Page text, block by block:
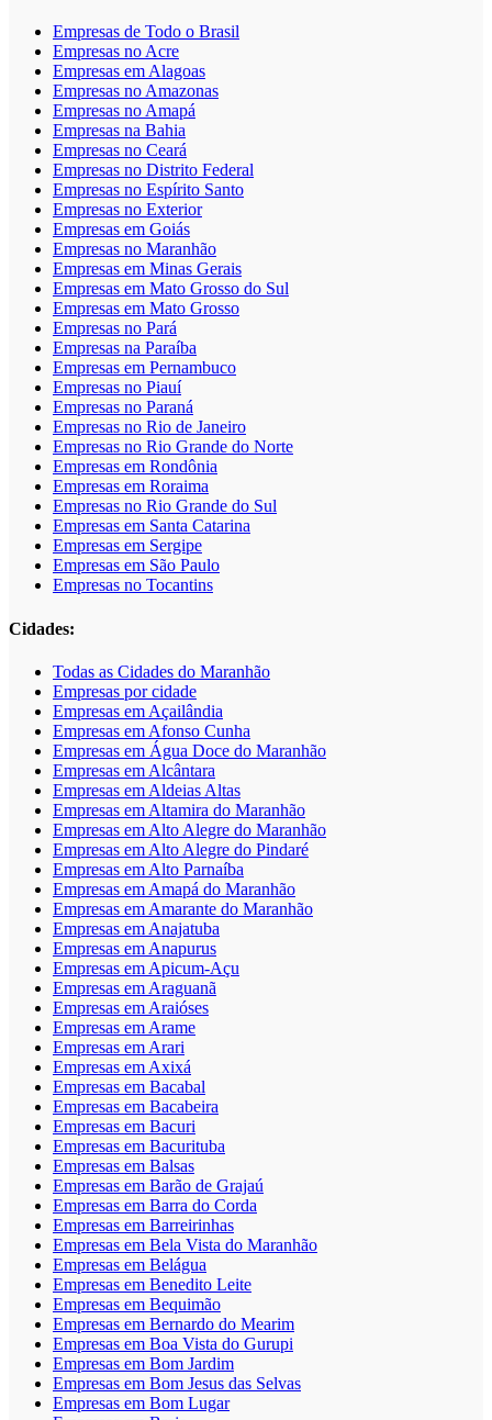
Empresas de Todo o Brasil
Empresas no Acre
Empresas em Alagoas
Empresas no Amazonas
Empresas no Amapá
Empresas na Bahia
Empresas no Ceará
Empresas no Distrito Federal
Empresas no Espírito Santo
Empresas no Exterior
Empresas em Goiás
Empresas no Maranhão
Empresas em Minas Gerais
Empresas em Mato Grosso do Sul
Empresas em Mato Grosso
Empresas no Pará
Empresas na Paraíba
Empresas em Pernambuco
Empresas no Piauí
Empresas no Paraná
Empresas no Rio de Janeiro
Empresas no Rio Grande do Norte
Empresas em Rondônia
Empresas em Roraima
Empresas no Rio Grande do Sul
Empresas em Santa Catarina
Empresas em Sergipe
Empresas em São Paulo
Empresas no Tocantins
Cidades:
Todas as Cidades do Maranhão
Empresas por cidade
Empresas em Açailândia
Empresas em Afonso Cunha
Empresas em Água Doce do Maranhão
Empresas em Alcântara
Empresas em Aldeias Altas
Empresas em Altamira do Maranhão
Empresas em Alto Alegre do Maranhão
Empresas em Alto Alegre do Pindaré
Empresas em Alto Parnaíba
Empresas em Amapá do Maranhão
Empresas em Amarante do Maranhão
Empresas em Anajatuba
Empresas em Anapurus
Empresas em Apicum-Açu
Empresas em Araguanã
Empresas em Araióses
Empresas em Arame
Empresas em Arari
Empresas em Axixá
Empresas em Bacabal
Empresas em Bacabeira
Empresas em Bacuri
Empresas em Bacurituba
Empresas em Balsas
Empresas em Barão de Grajaú
Empresas em Barra do Corda
Empresas em Barreirinhas
Empresas em Bela Vista do Maranhão
Empresas em Belágua
Empresas em Benedito Leite
Empresas em Bequimão
Empresas em Bernardo do Mearim
Empresas em Boa Vista do Gurupi
Empresas em Bom Jardim
Empresas em Bom Jesus das Selvas
Empresas em Bom Lugar